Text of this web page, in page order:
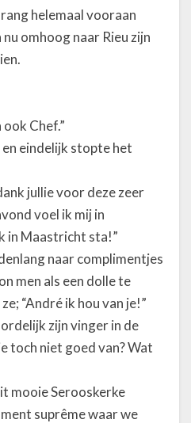
helemaal vooraan
omhoog naar Rieu zijn
Chef.”
eindelijk stopte het
jullie voor deze zeer
voel ik mij in
in Maastricht sta!”
naar complimentjes
men als een dolle te
“André ik hou van je!”
zijn vinger in de
toch niet goed van? Wat
mooie Serooskerke
suprême waar we